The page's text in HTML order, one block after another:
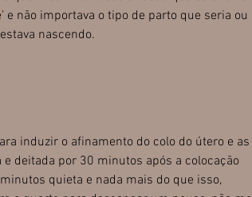
não importava o tipo de parto que seria ou
nascendo.
induzir o afinamento do colo do útero e as
deitada por 30 minutos após a colocação
quieta e nada mais do que isso,